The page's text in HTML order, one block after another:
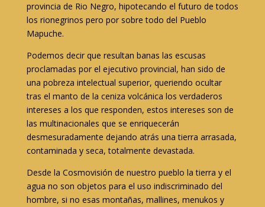
provincia de Rio Negro, hipotecando el futuro de todos
los rionegrinos pero por sobre todo del Pueblo
Mapuche.
Podemos decir que resultan banas las escusas
proclamadas por el ejecutivo provincial, han sido de
una pobreza intelectual superior, queriendo ocultar
tras el manto de la ceniza volcánica los verdaderos
intereses a los que responden, estos intereses son de
las multinacionales que se enriquecerán
desmesuradamente dejando atrás una tierra arrasada,
contaminada y seca, totalmente devastada.
Desde la Cosmovisión de nuestro pueblo la tierra y el
agua no son objetos para el uso indiscriminado del
hombre, si no esas montañas, mallines, menukos y